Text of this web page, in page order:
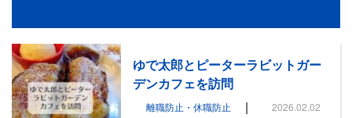
ゆで太郎とピーターラビットガー
デンカフェを訪問
離職防止・休職防止 | 2026.02.02